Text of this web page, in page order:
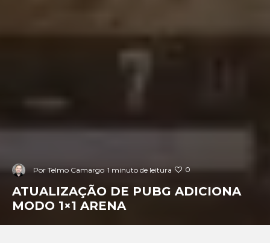
Por Telmo Camargo 1 minuto de leitura 0
ATUALIZAÇÃO DE PUBG ADICIONA
MODO 1×1 ARENA